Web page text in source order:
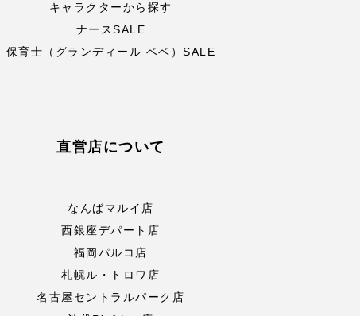
キャラクターから探す
ナースSALE
保育士（グランディール ベベ）SALE
直営店について
なんばマルイ店
西銀座デパート店
福岡パルコ店
札幌ル・トロワ店
名古屋セントラルパーク店